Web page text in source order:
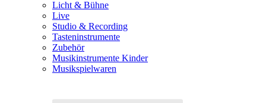
Licht & Bühne
Live
Studio & Recording
Tasteninstrumente
Zubehör
Musikinstrumente Kinder
Musikspielwaren